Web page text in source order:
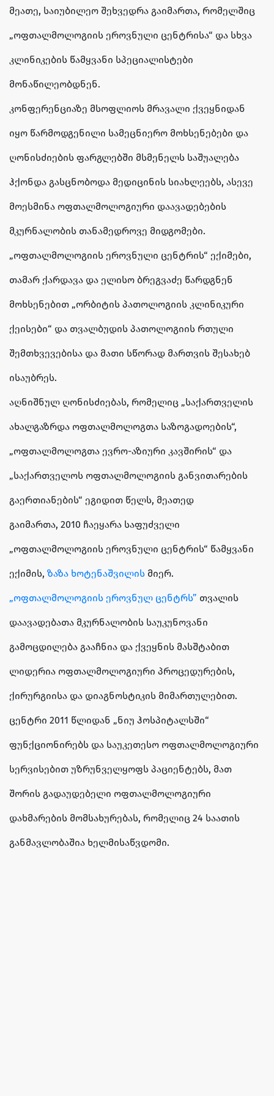
შორის გადაუდებელი ოფთალმოლოგიური
დახმარების მომსახურებას, რომელიც 24 საათის
" />
მეათე, საიუბილეო შეხვედრა გაიმართა, რომელშიც
„ოფთალმოლოგიის ეროვნული ცენტრისა“ და სხვა
კლინიკების წამყვანი სპეციალისტები
მონაწილეობდნენ.
კონფერენციაზე მსოფლიოს მრავალი ქვეყნიდან
იყო წარმოდგენილი სამეცნიერო მოხსენებები და
ღონისძიების ფარგლებში მსმენელს საშუალება
ჰქონდა გასცნობოდა მედიცინის სიახლეებს, ასევე
მოესმინა ოფთალმოლოგიური დაავადებების
მკურნალობის თანამედროვე მიდგომები.
„ოფთალმოლოგიის ეროვნული ცენტრის“ ექიმები,
თამარ ქარდავა და ელისო ბრეგვაძე წარდგნენ
მოხსენებით „ორბიტის პათოლოგიის კლინიკური
ქეისები“ და თვალბუდის პათოლოგიის რთული
შემთხვევებისა და მათი სწორად მართვის შესახებ
ისაუბრეს.
აღნიშნულ ღონისძიებას, რომელიც „საქართველის
ახალგაზრდა ოფთალმოლოგთა საზოგადოების“,
„ოფთალმოლოგთა ევრო-აზიური კავშირის“ და
„საქართველოს ოფთალმოლოგიის განვითარების
გაერთიანების“ ეგიდით წელს, მეათედ
გაიმართა, 2010 ჩაეყარა საფუძველი
„ოფთალმოლოგიის ეროვნული ცენტრის“ წამყვანი
ექიმის, ზაზა ხოტენაშვილის მიერ.
„ოფთალმოლოგიის ეროვნულ ცენტრს” თვალის
დაავადებათა მკურნალობის საუკუნოვანი
გამოცდილება გააჩნია და ქვეყნის მასშტაბით
ლიდერია ოფთალმოლოგიური პროცედურების,
ქირურგიისა და დიაგნოსტიკის მიმართულებით.
ცენტრი 2011 წლიდან „ნიუ ჰოსპიტალსში“
ფუნქციონირებს და საუკეთესო ოფთალმოლოგიური
სერვისებით უზრუნველყოფს პაციენტებს, მათ
შორის გადაუდებელი ოფთალმოლოგიური
დახმარების მომსახურებას, რომელიც 24 საათის
განმავლობაშია ხელმისაწვდომი.